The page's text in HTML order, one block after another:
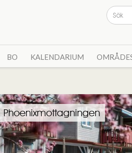
BO KALENDARIUM
Phoenixmottagningen